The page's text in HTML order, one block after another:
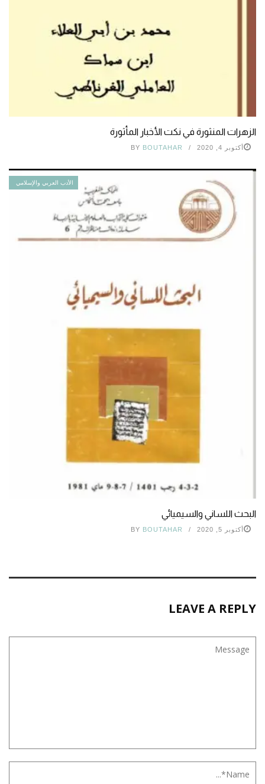
الزهرات المنثورة في نكت الأخبار المأثورة
أكتوبر 4, 2020 BY BOUTAHAR
الأدب العربي والإسلامي
البحث اللساني والسيميائي
أكتوبر 5, 2020 BY BOUTAHAR
LEAVE A REPLY